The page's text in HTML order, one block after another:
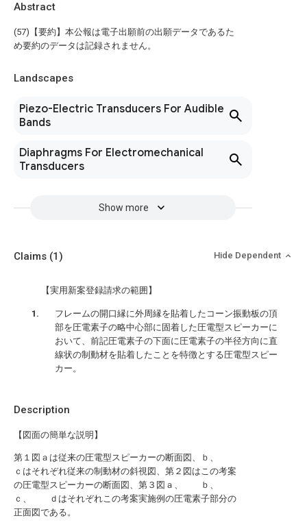
Abstract
(57)【要約】本公報は電子出願前の出願データであるた
め要約のデータは記録されません。
Landscapes
Piezo-Electric Transducers For Audible
Bands
Diaphragms For Electromechanical
Transducers
Show more
Description
【図面の簡単な説明】
第１図ａは従来の圧電型スピーカーの断面図、ｂ、
ｃはそれぞれ従来の制動材の斜視図、第２図はこの考案
の圧電型スピーカーの断面図、第３図ａ、 ｂ、
ｃ、 ｄはそれぞれこの考案実施例の圧電素子部分の
正面図である。
Claims (1) Hide Dependent
【実用新案登録請求の範囲】
フレームの開口縁に外周縁を貼着したコーン振動板の頂
部を圧電素子の略中心部に固着した圧電型スピーカーに
おいて、前記圧電素子の下面に圧電素子の半径方向に直
線状の制動材を貼着したことを特徴とする圧電型スピー
カー。